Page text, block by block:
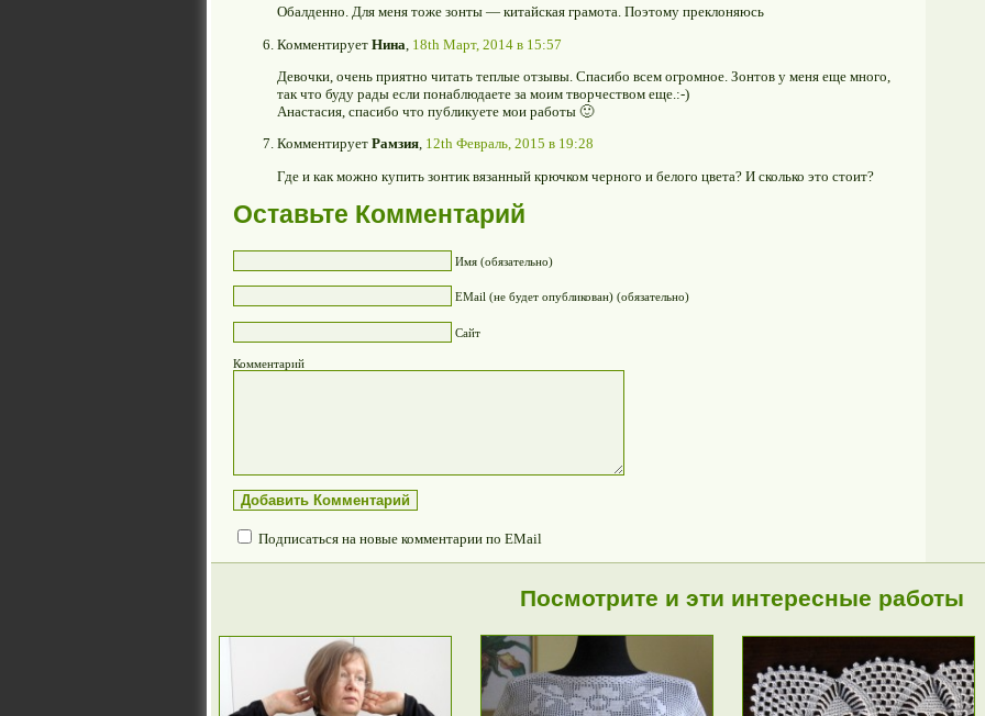
Обалденно. Для меня тоже зонты — китайская грамота. Поэтому преклоняюсь
Комментирует Нина 18th Март, 2014 в 15:57
Девочки, очень приятно читать теплые отзывы. Спасибо всем огромное. Зонтов у меня еще много,
так что буду рады если понаблюдаете за моим творчеством еще.:-)
Анастасия, спасибо что публикуете мои работы 🙂
Комментирует Рамзия, 12th Февраль, 2015 в 19:28
Где и как можно купить зонтик вязанный крючком черного и белого цвета? И сколько это стоит?
Оставьте Комментарий
Имя (обязательно)
EMail (не будет опубликован) (обязательно)
Сайт
Комментарий
Подписаться на новые комментарии по EMail
Посмотрите и эти интересные работы